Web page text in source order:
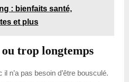
: bienfaits santé,
et plus
trop longtemps
n’a pas besoin d’être bousculé.